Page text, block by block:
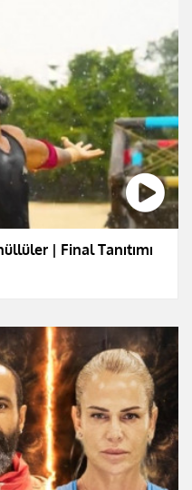
| Final Tanıtımı